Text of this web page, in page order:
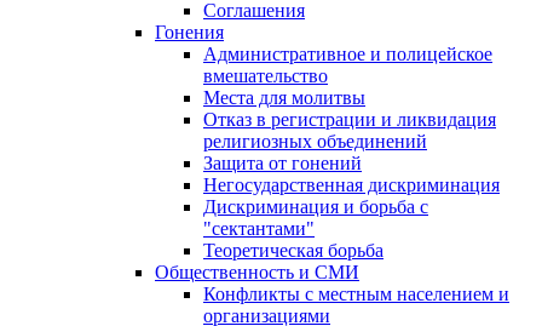
Соглашения
Гонения
Административное и полицейское
вмешательство
Места для молитвы
Отказ в регистрации и ликвидация
религиозных объединений
Защита от гонений
Негосударственная дискриминация
Дискриминация и борьба с
"сектантами"
Теоретическая борьба
Общественность и СМИ
Конфликты с местным населением и
организациями